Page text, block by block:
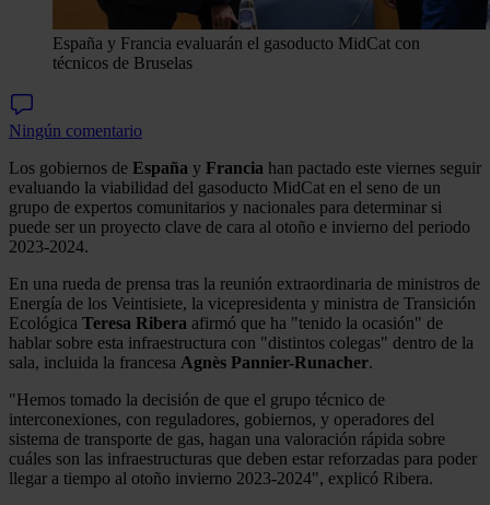
España y Francia evaluarán el gasoducto MidCat con
técnicos de Bruselas
Ningún comentario
Los gobiernos de España y Francia han pactado este viernes seguir
evaluando la viabilidad del gasoducto MidCat en el seno de un
grupo de expertos comunitarios y nacionales para determinar si
puede ser un proyecto clave de cara al otoño e invierno del periodo
2023-2024.
En una rueda de prensa tras la reunión extraordinaria de ministros de
Energía de los Veintisiete, la vicepresidenta y ministra de Transición
Ecológica Teresa Ribera afirmó que ha "tenido la ocasión" de
hablar sobre esta infraestructura con "distintos colegas" dentro de la
sala, incluida la francesa Agnès Pannier-Runacher.
"Hemos tomado la decisión de que el grupo técnico de
interconexiones, con reguladores, gobiernos, y operadores del
sistema de transporte de gas, hagan una valoración rápida sobre
cuáles son las infraestructuras que deben estar reforzadas para poder
llegar a tiempo al otoño invierno 2023-2024", explicó Ribera.